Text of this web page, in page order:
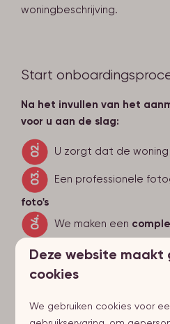
woningbeschrijving.
Start
Na het invullen van het
voor u aan de slag:
U zorgt dat de woning
Een professionele
foto's
We maken een
Binnen28 dagenis uw
onzewebsite en bij
volgen via uweigenaren-
Deze website maakt
cookies
We gebruiken cookies voor